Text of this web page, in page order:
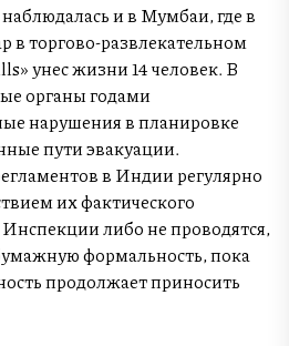
и в Мумбаи, где в
в торгово-развлекательном
унес жизни 14 человек. В
органы годами
нарушения в планировке
пути эвакуации.
в Индии регулярно
их фактического
либо не проводятся,
формальность, пока
продолжает приносить